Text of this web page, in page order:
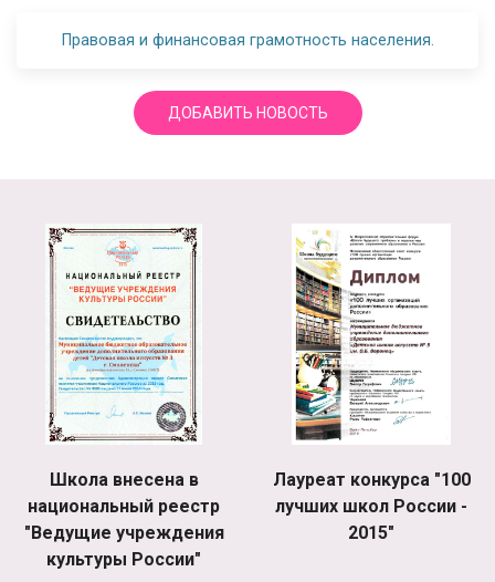
Правовая и финансовая грамотность населения.
ДОБАВИТЬ НОВОСТЬ
Школа внесена в
национальный реестр
"Ведущие учреждения
культуры России"
Лауреат конкурса "100
лучших школ России -
2015"